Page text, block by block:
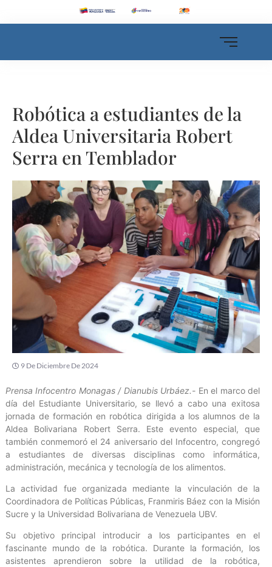
Robótica a estudiantes de la
Aldea Universitaria Robert
Serra en Temblador
9 De Diciembre De 2024
Prensa Infocentro Monagas / Dianubis Urbáez.- En el marco del
día del Estudiante Universitario, se llevó a cabo una exitosa
jornada de formación en robótica dirigida a los alumnos de la
Aldea Bolivariana Robert Serra. Este evento especial, que
también conmemoró el 24 aniversario del Infocentro, congregó
a estudiantes de diversas disciplinas como informática,
administración, mecánica y tecnología de los alimentos.
La actividad fue organizada mediante la vinculación de la
Coordinadora de Políticas Públicas, Franmiris Báez con la Misión
Sucre y la Universidad Bolivariana de Venezuela UBV.
Su objetivo principal introducir a los participantes en el
fascinante mundo de la robótica. Durante la formación, los
asistentes aprendieron sobre la utilidad de la robótica,